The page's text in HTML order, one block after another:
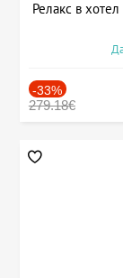
Релакс в
-33%
279.18€